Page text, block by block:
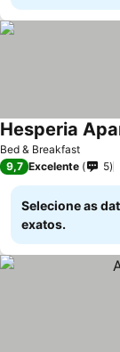
Bed & Breakfast
Hesperia
9,7 Excelente 5
Selecione as
exatos.